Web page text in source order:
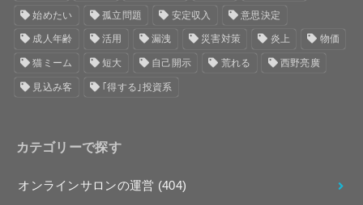
始めたい 孤立問題 安定収入 意思決定
成人年齢 活用 漏洩 災害対策 炎上 物価
猫ミーム 短大 自己開示 荒れる 西野亮廣
見込み客 ｢得する｣投資系
カテゴリーで探す
オンラインサロンの運営 (404)